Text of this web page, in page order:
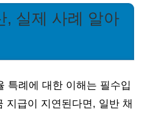
, 실제 사례 알아
특례에 대한 이해는 필수입
지급이 지연된다면, 일반 채